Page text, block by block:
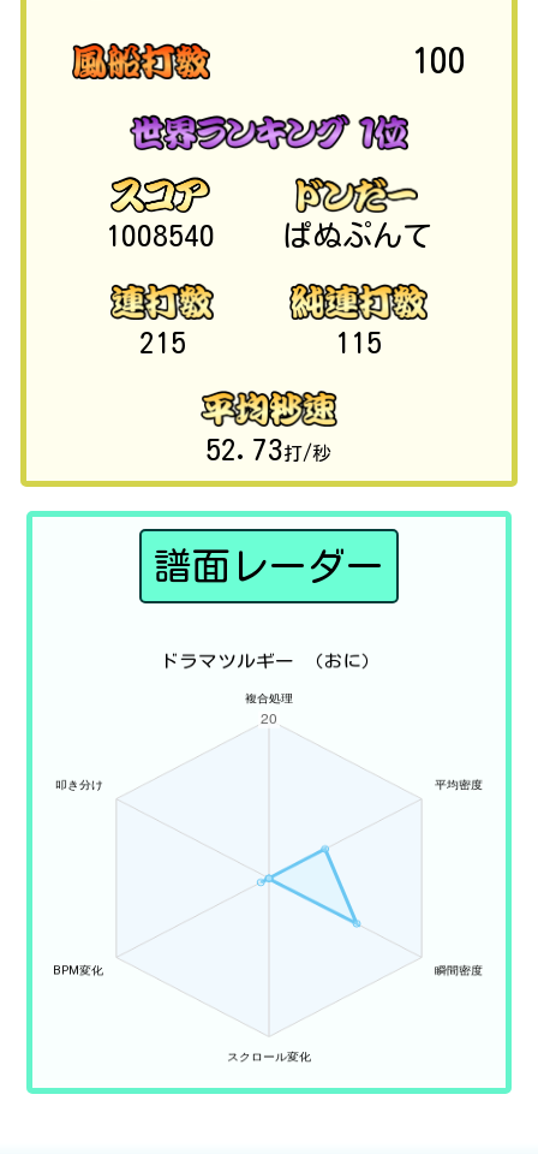
100
1008540 ぱぬぷんて
215 115
52.73打/秒
譜面レーダー